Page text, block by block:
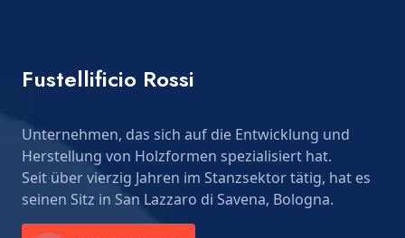
Fustellificio Rossi
Unternehmen, das sich auf die Entwicklung und
Herstellung von Holzformen spezialisiert hat.
Seit über vierzig Jahren im Stanzsektor tätig, hat es
seinen Sitz in San Lazzaro di Savena, Bologna.